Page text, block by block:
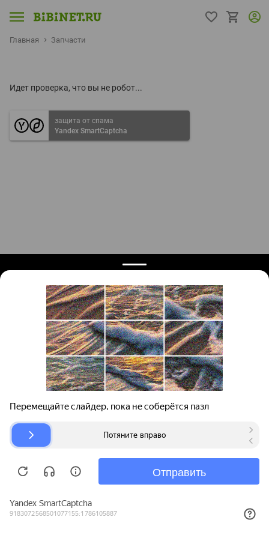
Главная Запчасти
Идет проверка, что вы не робот...
защита от спама
Yandex SmartCaptcha
Поиск запчастей
Для автокомпаний
Авторазборки
О проекте
Помощь
Карта сайта
© bibinet.ru - система поиска запчастей,
Copyright 2010-2026 Все права защищены